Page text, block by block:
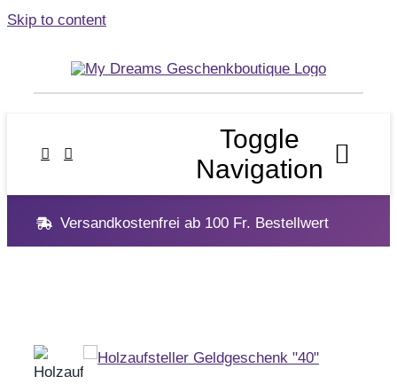
Skip to content
Toggle
Navigation
Home
Versandkostenfrei ab 100 Fr. Bestellwert